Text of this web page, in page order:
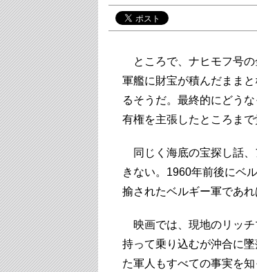
ところで、ナヒモフ号の
軍艦に財宝が積んだまま
るそうだ。最終的にどう
有権を主張したところまで
同じく海底の宝探し話、
きない。1960年前後にベ
揄されたベルギー軍であ
映画では、現地のリッチ
持って乗り込むが沖合に
た軍人もすべての事実を